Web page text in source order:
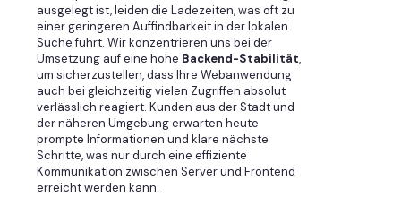
ausgelegt ist, leiden die Ladezeiten, was oft zu
einer geringeren Auffindbarkeit in der lokalen
Suche führt. Wir konzentrieren uns bei der
Umsetzung auf eine hohe Backend-Stabilität,
um sicherzustellen, dass Ihre Webanwendung
auch bei gleichzeitig vielen Zugriffen absolut
verlässlich reagiert. Kunden aus der Stadt und
der näheren Umgebung erwarten heute
prompte Informationen und klare nächste
Schritte, was nur durch eine effiziente
Kommunikation zwischen Server und Frontend
erreicht werden kann.